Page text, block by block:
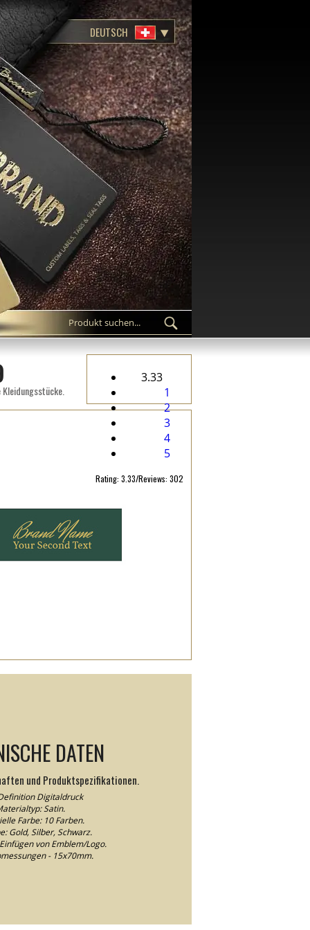
DEUTSCH
3.33
1
2
3
4
5
Rating: 3.33/Reviews: 302
DATEN
und Produktspezifikationen.
Digitaldruck
Satin.
Farbe: 10 Farben.
Gold, Silber, Schwarz.
von Emblem/Logo.
- 15x70mm.